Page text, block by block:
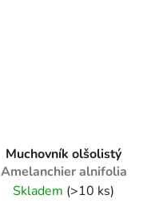
Muchovník olšolistý
Amelanchier alnifolia
Skladem (>10 ks)